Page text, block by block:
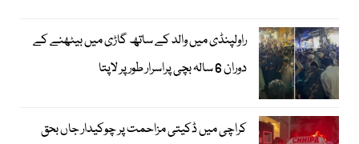
راولپنڈی میں والد کے ساتھ گاڑی میں بیٹھنے کے
دوران 6 سالہ بچی پراسرار طور پر لاپتا
کراچی میں ڈکیتی مزاحمت پر چوکیدار جاں بحق